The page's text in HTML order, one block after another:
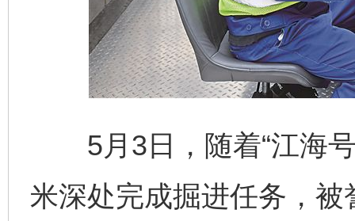
5月3日，随着“江海号
米深处完成掘进任务，被